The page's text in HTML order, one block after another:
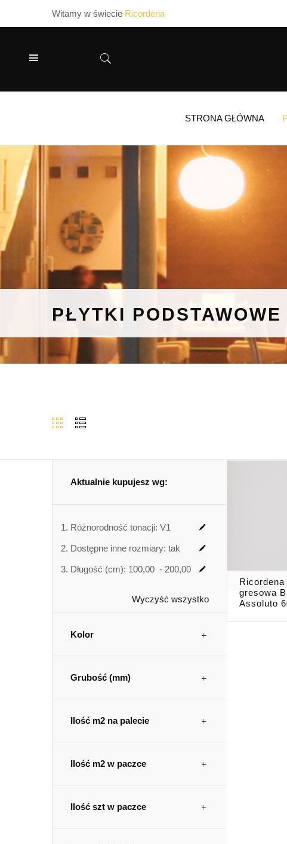
Witamy w świecie Ricordena
STRONA GŁÓWNA
PŁYTKI PODSTAWOWE
Aktualnie kupujesz wg:
Różnorodność tonacji: V1
Dostępne inne rozmiary: tak
Długość (cm): 100,00 - 200,00
Wyczyść wszystko
Kolor
Grubość (mm)
Ilość m2 na palecie
Ilość m2 w paczce
Ilość szt w paczce
Ricordena
gresowa
Assoluto